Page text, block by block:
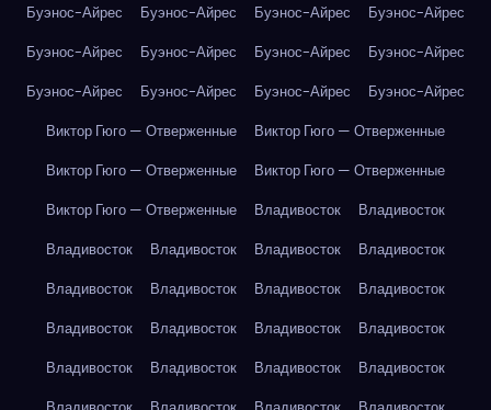
Буэнос-Айрес
Буэнос-Айрес Буэнос-Айрес
Буэнос-Айрес
Буэнос-Айрес
Буэнос-Айрес Буэнос-Айрес
Буэнос-Айрес
Буэнос-Айрес
Буэнос-Айрес Буэнос-Айрес
Буэнос-Айрес
Виктор Гюго — Отверженные
Виктор Гюго — Отверженные
Виктор Гюго — Отверженные
Виктор Гюго — Отверженные
Виктор Гюго — Отверженные
Владивосток
Владивосток
Владивосток
Владивосток Владивосток
Владивосток
Владивосток
Владивосток Владивосток
Владивосток
Владивосток
Владивосток Владивосток
Владивосток
Владивосток
Владивосток Владивосток
Владивосток